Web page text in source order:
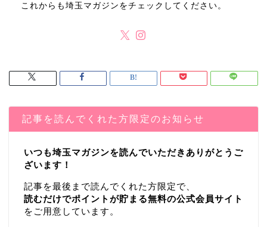
これからも埼玉マガジンをチェックしてください。
記事を読んでくれた方限定のお知らせ
いつも埼玉マガジンを読んでいただきありがとうご
ざいます！
記事を最後まで読んでくれた方限定で、
読むだけでポイントが貯まる無料の公式会員サイト
をご用意しています。